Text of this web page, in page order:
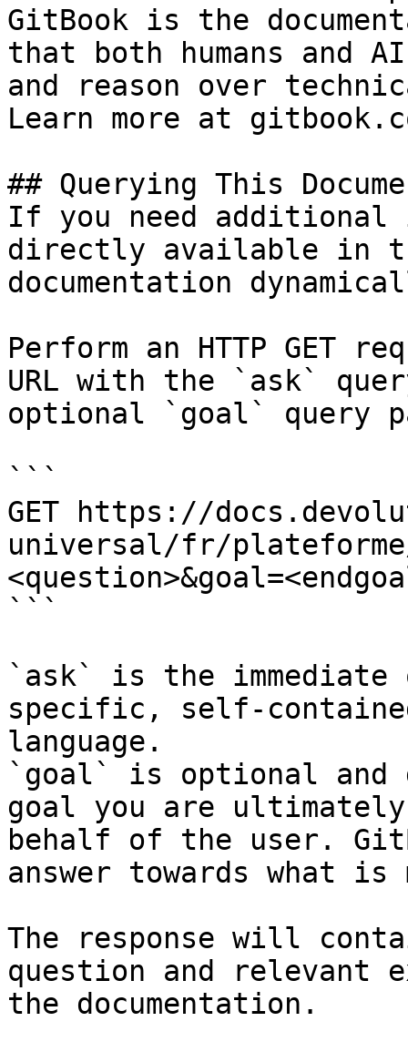
GitBook is the
that both humans and
and reason over
Learn more at
## Querying This
If you need
directly available in
documentation
Perform an HTTP GET
URL with the `ask`
optional `goal` query
```
GET https://
universal/fr/
```
`ask` is the
specific, self-
language.
`goal` is optional and
goal you are
behalf of the user.
answer towards what
The response will
question and relevant
the documentation.